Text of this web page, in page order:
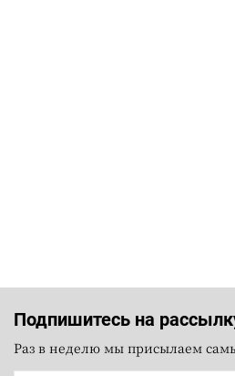
Подпишитесь на
Раз в неделю мы присылаем